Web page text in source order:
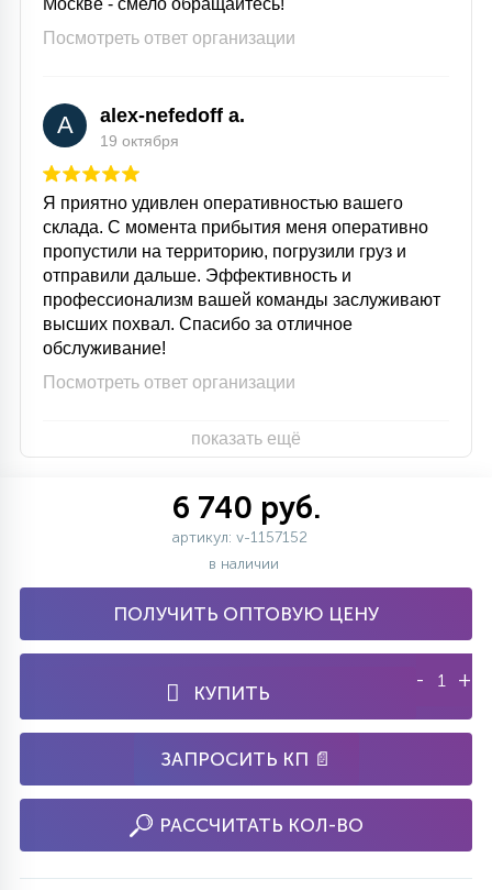
Москве - смело обращайтесь!
Посмотреть ответ организации
A alex-nefedoff a.
19 октября
Я приятно удивлен оперативностью вашего
склада. С момента прибытия меня оперативно
пропустили на территорию, погрузили груз и
отправили дальше. Эффективность и
профессионализм вашей команды заслуживают
высших похвал. Спасибо за отличное
обслуживание!
Посмотреть ответ организации
показать ещё
6 740 руб.
артикул: v-1157152
в наличии
ПОЛУЧИТЬ ОПТОВУЮ ЦЕНУ
КУПИТЬ
- +
ЗАПРОСИТЬ КП 📄
РАССЧИТАТЬ КОЛ-ВО